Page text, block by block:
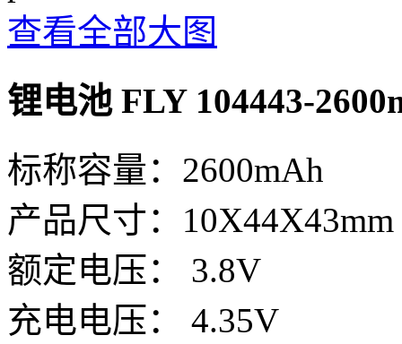
查看全部大图
锂电池 FLY 104443-
标称容量：2600mAh
产品尺寸：10X44X43mm
额定电压： 3.8V
充电电压： 4.35V